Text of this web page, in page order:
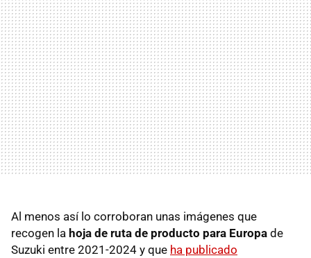
Al menos así lo corroboran unas imágenes que
recogen la hoja de ruta de producto para Europa de
Suzuki entre 2021-2024 y que ha publicado